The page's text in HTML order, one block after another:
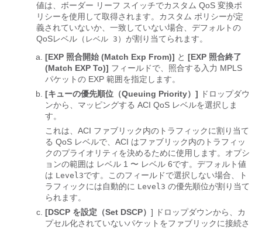
値は、ボーダー リーフ スイッチでカスタム QoS 変換ポ
リシーを使用して取得されます。カスタム ポリシーが定
義されていないか、一致していない場合、デフォルトの
QoSレベル（ レベル 3 ）が割り当てられます。
[EXP 照合開始 (Match Exp From)] と [EXP 照合終了
(Match EXP To)] フィールドで、照合する入力 MPLS
パケットの EXP 範囲を指定します。
[キューの優先順位（Queuing Priority）] ドロップダウ
ンから、マッピングする ACI QoS レベルを選択しま
す。
これは、ACI ファブリック内のトラフィックに割り当て
る QoS レベルで、ACI はファブリック内のトラフィッ
クのプライオリティを決めるために使用します。オプシ
ョンの範囲は レベル 1 〜 レベル 6です。デフォルト値
は Level3です。このフィールドで選択しない場合、ト
ラフィックには自動的に Level3 の優先順位が割り当て
られます。
[DSCP を設定（Set DSCP） ] ドロップダウンから、カ
プセル化されていないパケットをファブリックに接続さ